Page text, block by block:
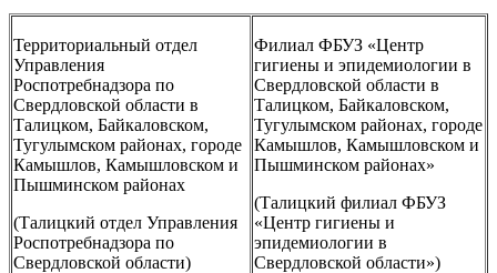
Территориальный отдел
Управления
Роспотребнадзора по
Свердловской области в
Талицком, Байкаловском,
Тугулымском районах, городе
Камышлов, Камышловском и
Пышминском районах
(Талицкий отдел Управления
Роспотребнадзора по
Свердловской области)
Филиал ФБУЗ «Центр
гигиены и эпидемиологии в
Свердловской области в
Талицком, Байкаловском,
Тугулымском районах, городе
Камышлов, Камышловском и
Пышминском районах»
(Талицкий филиал ФБУЗ
«Центр гигиены и
эпидемиологии в
Свердловской области»)